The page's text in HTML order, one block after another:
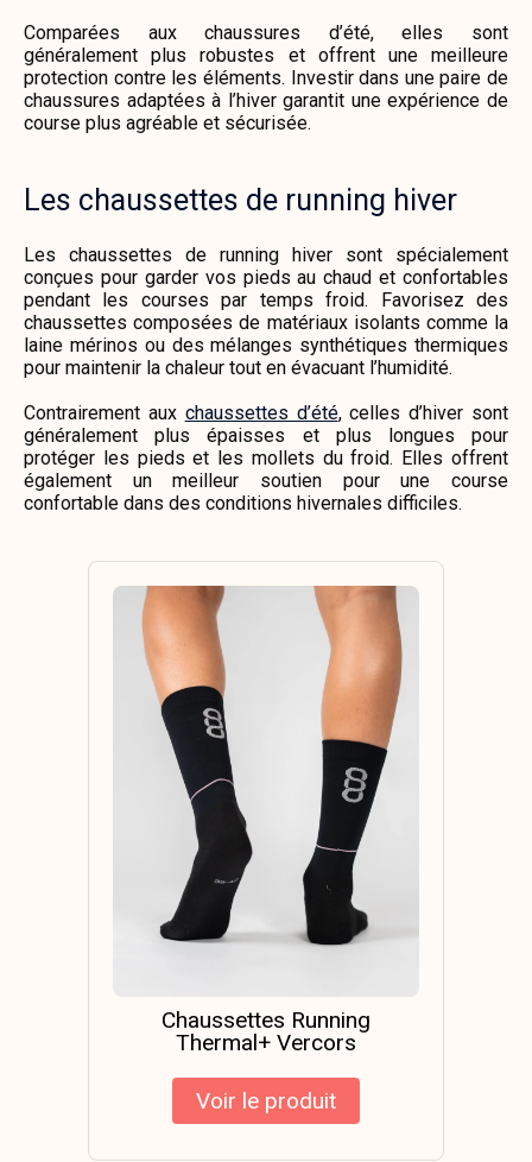
Comparées aux chaussures d’été, elles sont
généralement plus robustes et offrent une meilleure
protection contre les éléments. Investir dans une paire de
chaussures adaptées à l’hiver garantit une expérience de
course plus agréable et sécurisée.
Les chaussettes de running hiver
Les chaussettes de running hiver sont spécialement
conçues pour garder vos pieds au chaud et confortables
pendant les courses par temps froid. Favorisez des
chaussettes composées de matériaux isolants comme la
laine mérinos ou des mélanges synthétiques thermiques
pour maintenir la chaleur tout en évacuant l’humidité.
Contrairement aux chaussettes d’été,celles d’hiver sont
généralement plus épaisses et plus longues pour
protéger les pieds et les mollets du froid. Elles offrent
également un meilleur soutien pour une course
confortable dans des conditions hivernales difficiles.
Chaussettes Running
Thermal+ Vercors
Voir le produit